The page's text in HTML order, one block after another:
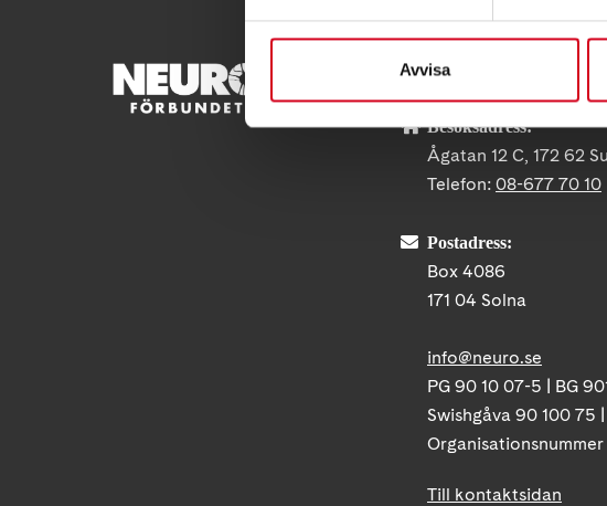
AvvisaKONTAKT
Besöksadress:
Ågatan 12 C, 172 62
Telefon: 08-677 70 10
Postadress:
Box 4086
171 04 Solna
info@neuro.se
PG 90 10 07-5 | BG
Swishgåva 90 100 75 |
Till kontaktsidan